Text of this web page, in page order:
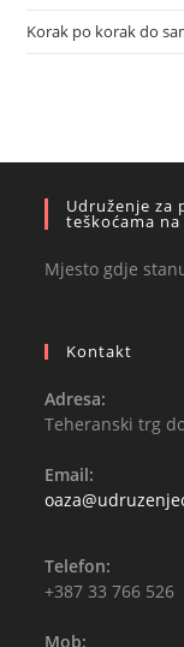
Korak po korak do
Udruženje za
teškoćama
Mjesto gdje
Kontakt
Adresa:
Teheranski trg
Email:
Telefon:
+387 33 766 526
Mob: